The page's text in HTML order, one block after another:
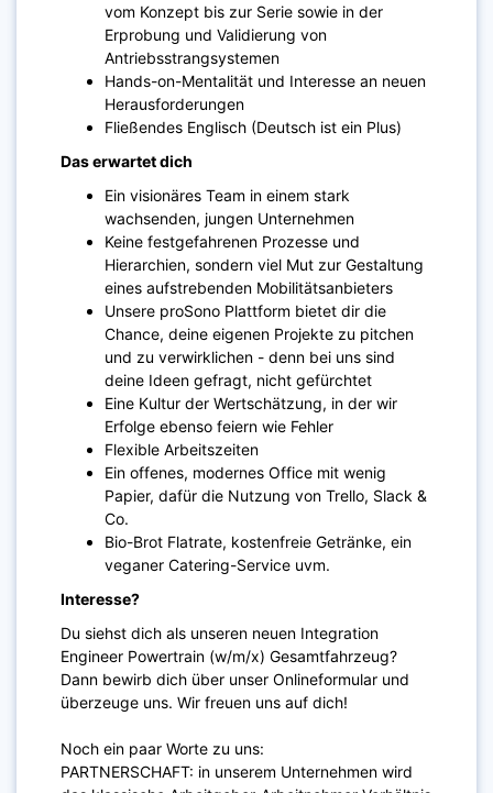
vom Konzept bis zur Serie sowie in der
Erprobung und Validierung von
Antriebsstrangsystemen
Hands-on-Mentalität und Interesse an neuen
Herausforderungen
Fließendes Englisch (Deutsch ist ein Plus)
Das erwartet dich
Ein visionäres Team in einem stark
wachsenden, jungen Unternehmen
Keine festgefahrenen Prozesse und
Hierarchien, sondern viel Mut zur Gestaltung
eines aufstrebenden Mobilitätsanbieters
Unsere proSono Plattform bietet dir die
Chance, deine eigenen Projekte zu pitchen
und zu verwirklichen - denn bei uns sind
deine Ideen gefragt, nicht gefürchtet
Eine Kultur der Wertschätzung, in der wir
Erfolge ebenso feiern wie Fehler
Flexible Arbeitszeiten
Ein offenes, modernes Office mit wenig
Papier, dafür die Nutzung von Trello, Slack &
Co.
Bio-Brot Flatrate, kostenfreie Getränke, ein
veganer Catering-Service uvm.
Interesse?
Du siehst dich als unseren neuen Integration
Engineer Powertrain (w/m/x) Gesamtfahrzeug?
Dann bewirb dich über unser Onlineformular und
überzeuge uns. Wir freuen uns auf dich!
Noch ein paar Worte zu uns:
PARTNERSCHAFT: in unserem Unternehmen wird